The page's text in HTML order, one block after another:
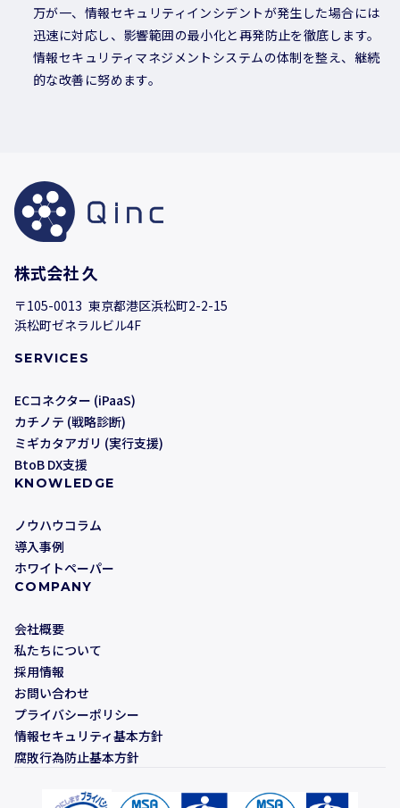
万が一、情報セキュリティインシデントが発生した場合には
迅速に対応し、影響範囲の最小化と再発防止を徹底します。
情報セキュリティマネジメントシステムの体制を整え、継続
的な改善に努めます。
株式会社 久
〒105-0013 東京都港区浜松町2-2-15
浜松町ゼネラルビル4F
SERVICES
ECコネクター (iPaaS)
カチノテ (戦略診断)
ミギカタアガリ (実行支援)
BtoB DX支援
KNOWLEDGE
ノウハウコラム
導入事例
ホワイトペーパー
COMPANY
会社概要
私たちについて
採用情報
お問い合わせ
プライバシーポリシー
情報セキュリティ基本方針
腐敗行為防止基本方針